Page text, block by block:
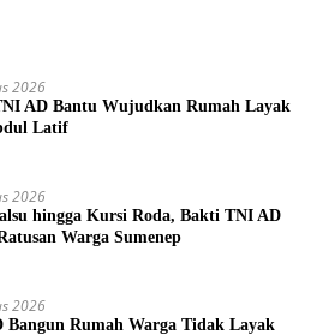
2026
AD Bantu Wujudkan Rumah Layak
Latif
2026
hingga Kursi Roda, Bakti TNI AD
Warga Sumenep
2026
Bangun Rumah Warga Tidak Layak